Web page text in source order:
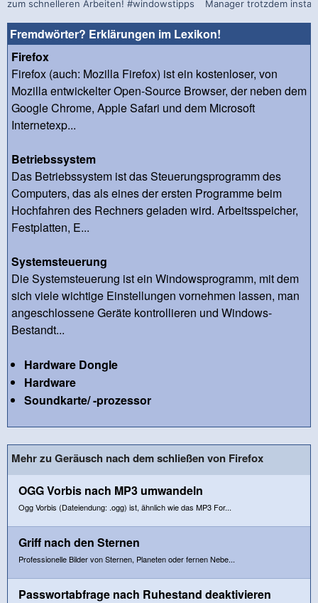
zum schnelleren Arbeiten! #windowstipps Manager trotzdem
Fremdwörter? Erklärungen im Lexikon!
Firefox
Firefox (auch: Mozilla Firefox) ist ein kostenloser, von
Mozilla entwickelter Open-Source Browser, der neben dem
Google Chrome, Apple Safari und dem Microsoft
Internetexp...
Betriebssystem
Das Betriebssystem ist das Steuerungsprogramm des
Computers, das als eines der ersten Programme beim
Hochfahren des Rechners geladen wird. Arbeitsspeicher,
Festplatten, E...
Systemsteuerung
Die Systemsteuerung ist ein Windowsprogramm, mit dem
sich viele wichtige Einstellungen vornehmen lassen, man
angeschlossene Geräte kontrollieren und Windows-
Bestandt...
Hardware Dongle
Hardware
Soundkarte/ -prozessor
Mehr zu Geräusch nach dem schließen von Firefox
OGG Vorbis nach MP3 umwandeln
Ogg Vorbis (Dateiendung: .ogg) ist, ähnlich wie das MP3 For...
Griff nach den Sternen
Professionelle Bilder von Sternen, Planeten oder fernen Nebe...
Passwortabfrage nach Ruhestand deaktivieren